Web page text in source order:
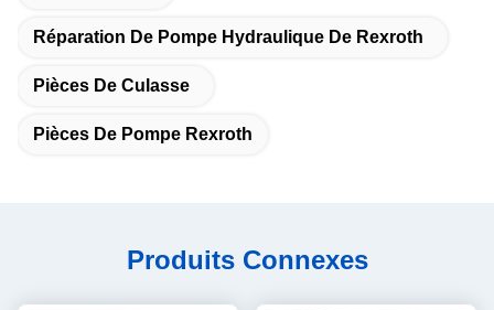
Réparation De Pompe Hydraulique De Rexroth
Pièces De Culasse
Pièces De Pompe Rexroth
Produits Connexes